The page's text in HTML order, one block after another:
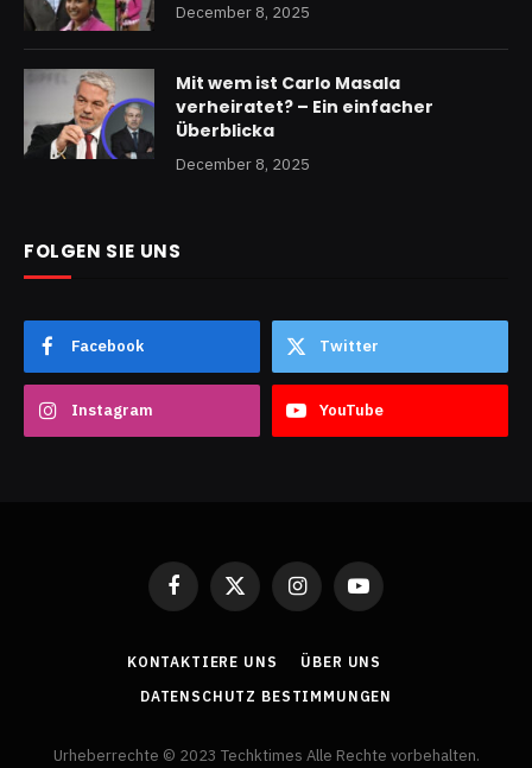
December 8, 2025
Mit wem ist Carlo Masala
verheiratet? – Ein einfacher
Überblicka
December 8, 2025
FOLGEN SIE UNS
Facebook Twitter
Instagram YouTube
Facebook
X
(Twitter)
InstagramYouTube
KONTAKTIERE UNS
ÜBER UNS
DATENSCHUTZ BESTIMMUNGEN
Urheberrechte © 2023 Techktimes Alle Rechte vorbehalten.